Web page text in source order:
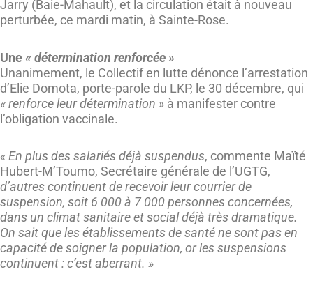
Jarry (Baie-Mahault), et la circulation était à nouveau
perturbée, ce mardi matin, à Sainte-Rose.
Une« détermination renforcée »
Unanimement, le Collectif en lutte dénonce l’arrestation
d’Elie Domota, porte-parole du LKP, le 30 décembre, qui
« renforce leur détermination » à manifester contre
l’obligation vaccinale.
« En plus des salariés déjà suspendus, commente Maïté
Hubert-M’Toumo, Secrétaire générale de l’UGTG,
d’autres continuent de recevoir leur courrier de
suspension, soit 6 000 à 7 000 personnes concernées,
dans un climat sanitaire et social déjà très dramatique.
On sait que les établissements de santé ne sont pas en
capacité de soigner la population, or les suspensions
continuent : c’est aberrant. »